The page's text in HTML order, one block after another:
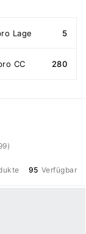
Lage 5
CC 280
95 Verfügbar